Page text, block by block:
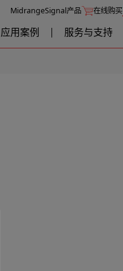
MidrangeSignal产品 在线购买
应用案例 服务与支持